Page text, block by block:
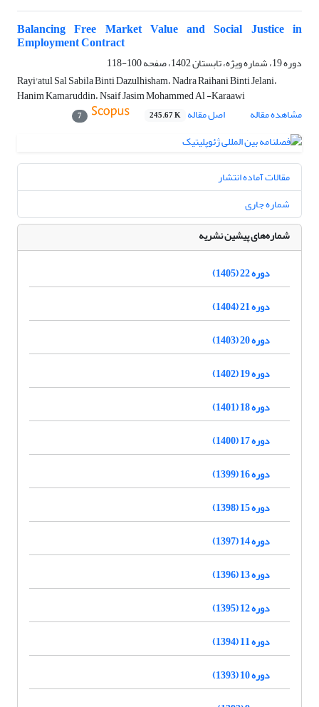
Balancing Free Market Value and Social Justice in
Employment Contract
دوره 19، شماره ویژه، تابستان 1402، صفحه
100-118
Rayi'atul Sal Sabila Binti Dazulhisham، Nadra Raihani Binti Jelani،
Hanim Kamaruddin، Nsaif Jasim Mohammed Al -Karaawi
مشاهده مقاله
اصل مقاله 245.67 K
7
مقالات آماده انتشار
شماره جاری
شماره‌های پیشین نشریه
دوره 22 (1405)
دوره 21 (1404)
دوره 20 (1403)
دوره 19 (1402)
دوره 18 (1401)
دوره 17 (1400)
دوره 16 (1399)
دوره 15 (1398)
دوره 14 (1397)
دوره 13 (1396)
دوره 12 (1395)
دوره 11 (1394)
دوره 10 (1393)